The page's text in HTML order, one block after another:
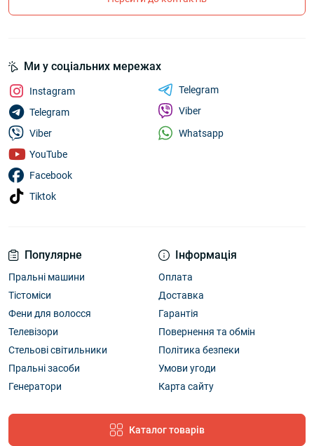
Популярне
Пральні машини
Тістоміси
Фени для волосся
Телевізори
Стельові світильники
Пральні засоби
Генератори
Інформація
Оплата
Доставка
Гарантія
Повернення та обмін
Політика безпеки
Умови угоди
Карта сайту
Каталог товарів
Ми у соціальних мережах
Instagram
Telegram
Viber
YouTube
Facebook
Tiktok
Telegram
Viber
Whatsapp